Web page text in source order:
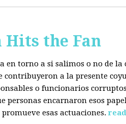
Hits the Fan
en torno a si salimos o no de
a la presente
o funcionarios
encarnaron esos
esas actuaciones.